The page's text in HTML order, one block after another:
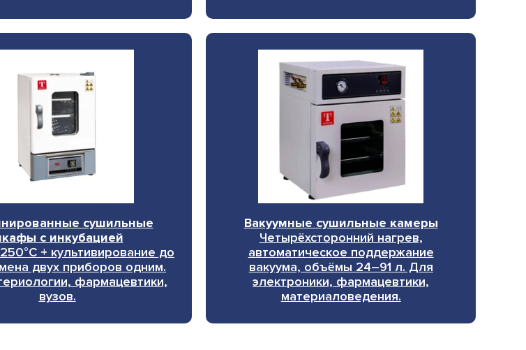
сушильные
с инкубацией
+ культивирование до
двух приборов одним.
фармацевтики,
вузов.
Вакуумные сушильные камеры
Четырёхсторонний нагрев,
автоматическое поддержание
вакуума, объёмы 24–91 л. Для
электроники, фармацевтики,
материаловедения.